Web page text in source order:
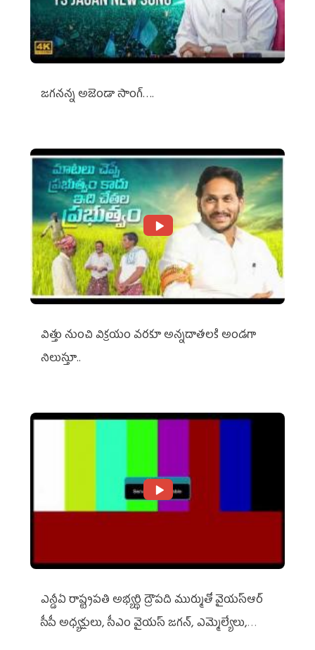
జగనన్న అజెండా సాంగ్….
విత్తు నుంచి విక్రయం వరకూ అన్నదాతలకి అండగా
నిలుస్తూ..
ఎన్డీఏ రాష్ట్ర‌ప‌తి అభ్య‌ర్థి ద్రౌప‌ది ముర్ముతో వైయ‌స్ఆర్
సీపీ అధ్య‌క్షులు, సీఎం వైయ‌స్ జ‌గ‌న్, ఎమ్మెల్యేలు,